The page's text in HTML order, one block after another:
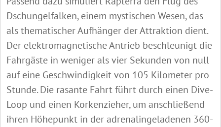
Dschungelfalken, einem mystischen Wesen, das
als thematischer Aufhänger der Attraktion dient.
Der elektromagnetische Antrieb beschleunigt die
Fahrgäste in weniger als vier Sekunden von null
auf eine Geschwindigkeit von 105 Kilometer pro
Stunde. Die rasante Fahrt führt durch einen Dive-
Loop und einen Korkenzieher, um anschließend
ihren Höhepunkt in der adrenalingeladenen 360-